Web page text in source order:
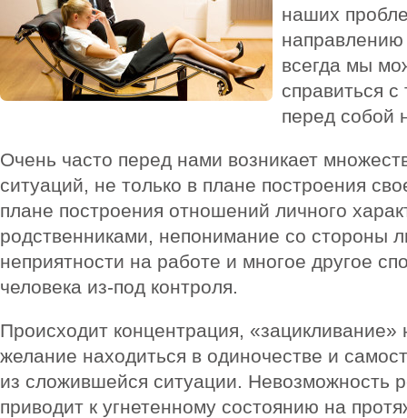
наших
направлению
всегда мы
справиться с
перед собой
Очень часто перед нами возникает
ситуаций, не только в плане построения
плане построения отношений личного
родственниками, непонимание со стороны
неприятности на работе и многое другое
человека из-под контроля.
Происходит концентрация, «зацикливание»
желание находиться в одиночестве и
из сложившейся ситуации. Невозможность
приводит к угнетенному состоянию на